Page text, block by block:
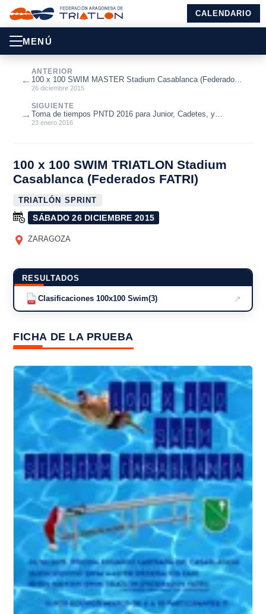
CALENDARIO
MENÚ
←
ANTERIOR
100 x 100 SWIM MASTER Stadium Casablanca (Federados
F.A.N.)
26 diciembre 2015
SIGUIENTE
Toma de tiempos PNTD 2016 para Junior, Cadetes, y
Paratriatletas
23 enero 2016
→
100 x 100 SWIM TRIATLON Stadium
Casablanca (Federados FATRI)
TRIATLÓN SPRINT
SÁBADO 26 DICIEMBRE 2015
ZARAGOZA
RESULTADOS
PDF Clasificaciones 100x100 Swim(3) ↗
FICHA DE LA PRUEBA